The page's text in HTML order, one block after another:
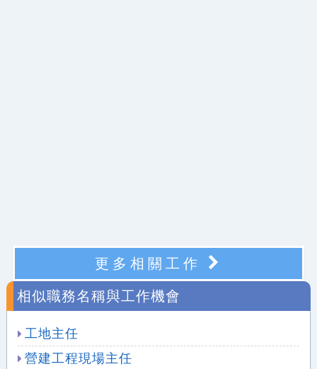
更多相關工作
相似職務名稱與工作機會
工地主任
營建工程現場主任